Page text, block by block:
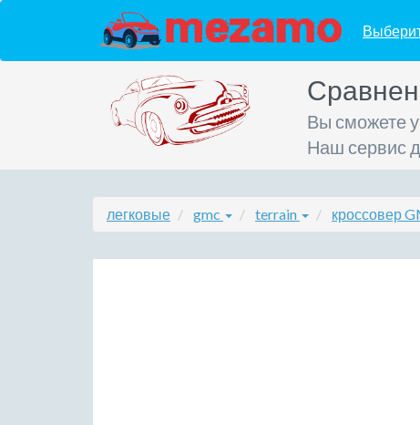
Вы сможете
Наш сервис
легковые gmc terrain кроссовер